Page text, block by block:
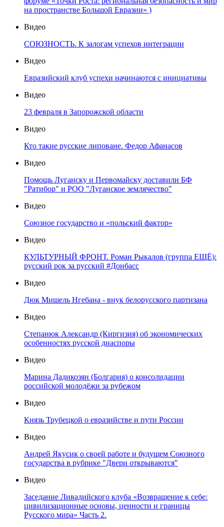
на пространстве Большой Евразии» )
Видео
СОЮЗНОСТЬ. К залогам успехов интеграции
Видео
Евразийский клуб успехи начинаются с инициативы
Видео
23 февраля в Запорожской области
Видео
Кто такие русские липоване. Федор Афанасов
Видео
Помощь Луганску и Первомайску доставили БФ
"Ратибор" и РОО "Луганское землячество"
Видео
Союзное государство и «польский фактор»
Видео
КУЛЬТУРНЫЙ ФРОНТ. Роман Рыкалов (группа ЕЩЁ):
русский рок за русский #Донбасс
Видео
Дюк Мишель Нгебана - внук белорусского партизана
Видео
Степанюк Александр (Киргизия) об экономических
особенностях русской диаспоры
Видео
Марина Дадикозян (Болгария) о консолидации
российской молодёжи за рубежом
Видео
Князь Трубецкой о евразийстве и пути России
Видео
Андрей Якусик о своей работе и будущем Союзного
государства в рубрике "Двери открываются"
Видео
Заседание Ливадийского клуба «Возвращение к себе:
цивилизационные основы, ценности и границы
Русского мира» Часть 2.